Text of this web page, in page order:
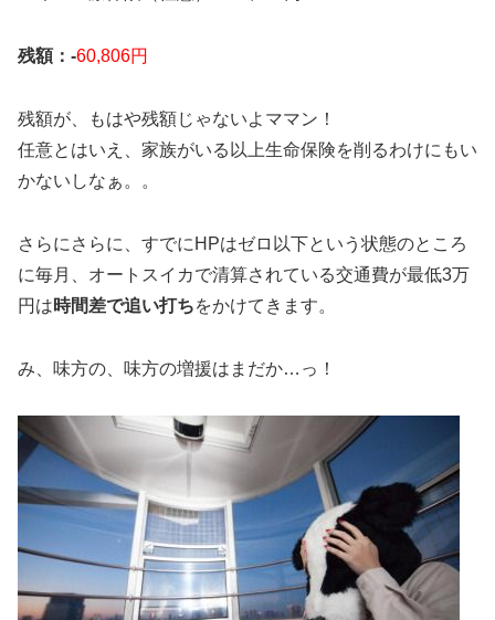
残額：-60,806円
残額が、もはや残額じゃないよママン！
任意とはいえ、家族がいる以上生命保険を削るわけにもい
かないしなぁ。。
さらにさらに、すでにHPはゼロ以下という状態のところ
に毎月、オートスイカで清算されている交通費が最低3万
円は時間差で追い打ちをかけてきます。
み、味方の、味方の増援はまだか…っ！